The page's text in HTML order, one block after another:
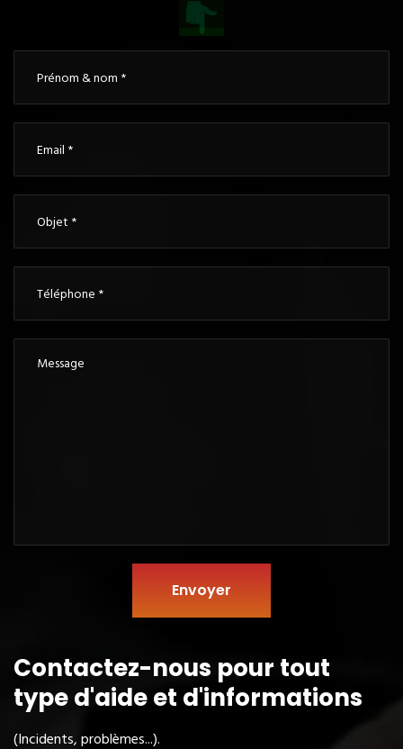
Envoyer
Contactez-nous pour tout
typed'aide et d'informations
(Incidents, problèmes...).